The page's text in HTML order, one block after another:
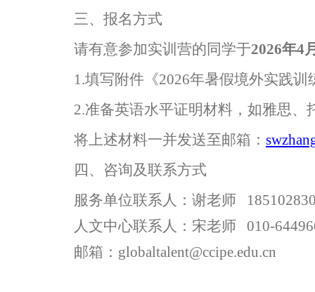
三、报名方式
请有意参加实训营的同学于2026年4
1.填写附件 《2026年暑假境外实践训
2.准备英语水平证明材料 ， 如雅思、
将上述材料一并发送至邮箱：
四、咨询及联系方式
服务单位联系人： 谢老师 1851028
人文中心联系人： 宋老师 010-
邮箱： globaltalent@ccipe.edu.cn